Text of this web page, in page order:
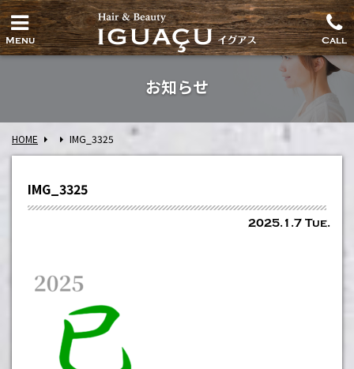
Menu Call
お知らせ
HOME IMG_3325
IMG_3325
2025.1.7 Tue.